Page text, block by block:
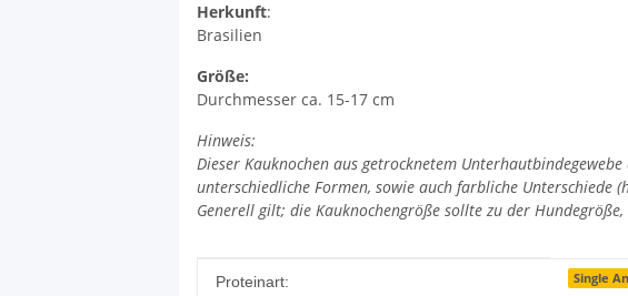
Herkunft:
Brasilien
Größe:
Durchmesser ca. 15-17 cm
Hinweis:
Dieser Kauknochen aus getrocknetem
unterschiedliche Formen, sowie auch farbliche Unterschiede
Generell gilt; die Kauknochengröße sollte zu der
Produkteigenschaft
Wert
Proteinart: Single